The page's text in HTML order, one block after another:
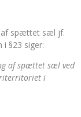
af spættet sæl jf.
i §23 siger:
af spættet sæl ved
i